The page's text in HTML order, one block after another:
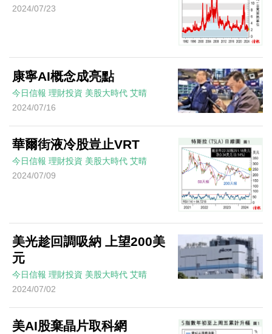
2024/07/23
康寧AI概念成亮點
今日信報 理財投資 美股大時代 艾晴
2024/07/16
華爾街液冷股豈止VRT
今日信報 理財投資 美股大時代 艾晴
2024/07/09
美光趁回調吸納 上望200美
元
今日信報 理財投資 美股大時代 艾晴
2024/07/02
美AI股棄晶片取科網